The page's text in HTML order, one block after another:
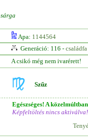
sárga
Apa: 1144564
Generáció: 116 - családfa
A csikó még nem ivarérett!
Szűz
Egészséges! A
Képfeltöltés nincs aktiválva!